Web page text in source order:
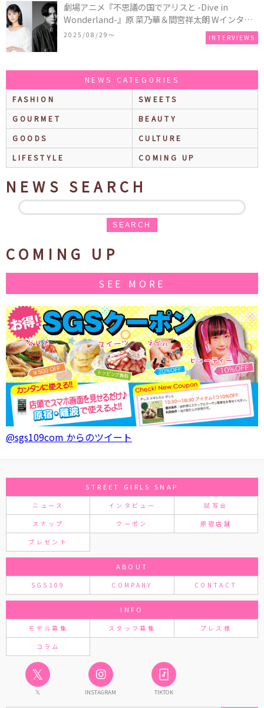
劇場アニメ『不思議の国でアリスと -Dive in
Wonderland-』原 菜乃華＆間宮祥太朗 Wインタビ
ュー
2025/08/29〜 INTERVIEWS
NEWS CATEGORIES
FASHION
SWEETS
GOURMET
BEAUTY
GOODS
CULTURE
LIFESTYLE
COMING UP
NEWS SEARCH
SEARCH
COMING UP
SEE MORE
@sgs109com からのツイート
STREET GIRLS SNAP
ニュース インタビュー 試写会
スナップ クーポン 原宿店舗
プレゼント
ABOUT
SGS109 COMPANY CONTACT
INFO
モデル募集 スタッフ募集 プレス様
コラム
𝕏
𝕏 INSTAGRAM TIKTOK